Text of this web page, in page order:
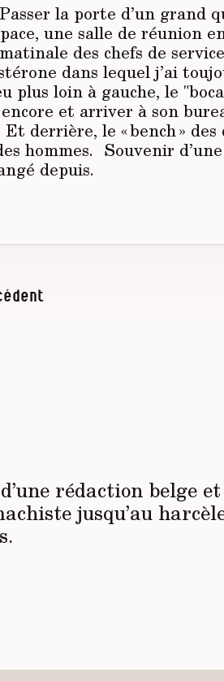
la porte d’un grand
une salle de réunion
des chefs de
dans lequel j’ai
plus loin à gauche, le
et arriver à son
derrière, le « bench » des
hommes. Souvenir
depuis.
rédaction belge et
jusqu’au